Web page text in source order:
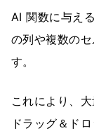
AI 関数に与え
の列や複数の
す。
これにより、
ドラッグ＆ド